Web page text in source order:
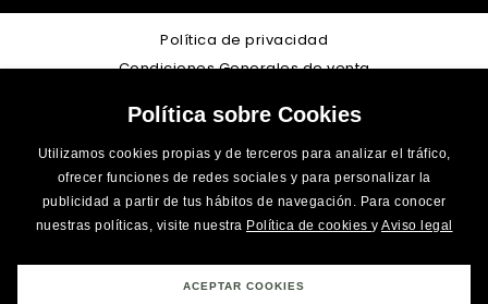
Política sobre Cookies
Utilizamos cookies propias y de terceros para analizar el tráfico,
ofrecer funciones de redes sociales y para personalizar la
publicidad a partir de tus hábitos de navegación. Para conocer
nuestras políticas, visite nuestra Política de cookies y Aviso legal
ACEPTAR COOKIES
Política de privacidad
Condiciones Generales de venta
Cookies
Accesibilidad
Desarrollo Web
LoboCom
Financiado por el Programa Kit Digital. Plan de Recuperación,